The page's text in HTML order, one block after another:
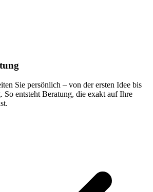
Sie persönlich – von der ersten Idee bis
So entsteht Beratung, die exakt auf Ihre